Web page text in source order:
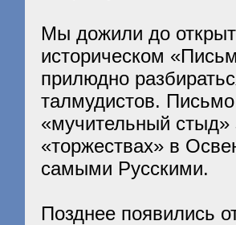
Мы дожили до
историческом
прилюдно
талмудистов.
«мучительный стыд»
«торжествах» в
самыми Русскими.
Позднее появились